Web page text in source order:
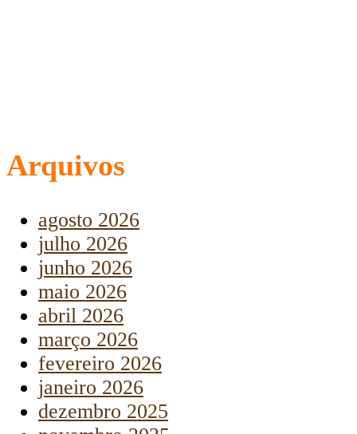
Arquivos
agosto 2026
julho 2026
junho 2026
maio 2026
abril 2026
março 2026
fevereiro 2026
janeiro 2026
dezembro 2025